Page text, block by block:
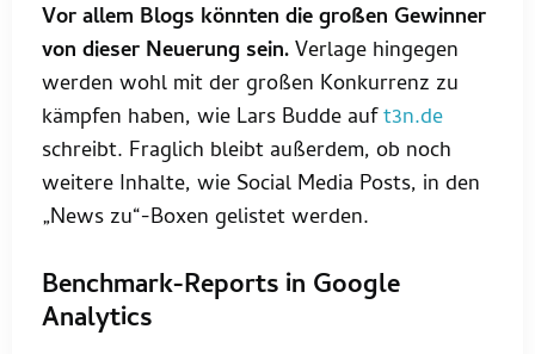
Vor allem Blogs könnten die großen Gewinner
von dieser Neuerung sein.Verlage hingegen
werden wohl mit der großen Konkurrenz zu
kämpfen haben, wie Lars Budde auft3n.de
schreibt. Fraglich bleibt außerdem, ob noch
weitere Inhalte, wie Social Media Posts, in den
„News zu“-Boxen gelistet werden.
Benchmark-Reports in Google
Analytics